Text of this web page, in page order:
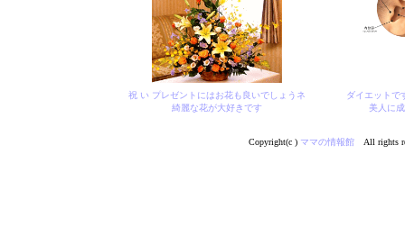
祝 い プレゼントにはお花も良いでしょうネ
綺麗な花が大好きです
ダイエットで
美人に
Copyright(c ) ママの情報館All rights